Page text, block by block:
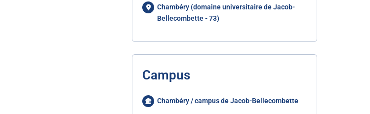
Chambéry (domaine universitaire de Jacob-
Bellecombette - 73)
Campus
Chambéry / campus de Jacob-Bellecombette